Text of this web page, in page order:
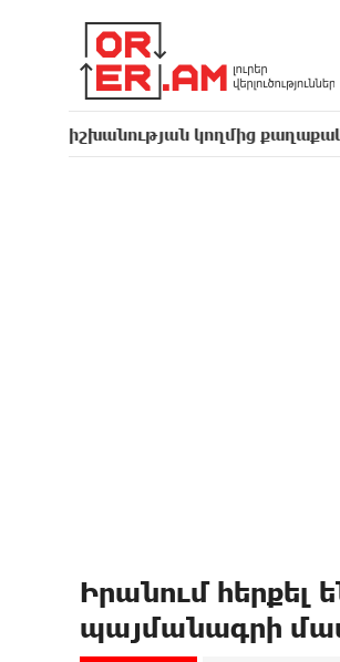
կողմից քաղաքական ուղիղ
Իրանում
պայմանագրի